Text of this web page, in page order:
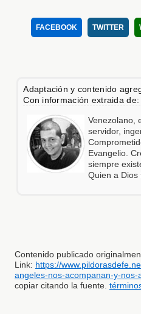
FACEBOOK TWITTER
Adaptación y contenido
Con información extraida
Venezolano,
servidor,
Evangelio.
siempre
Quien a Dios
Contenido publicado
Link: https://
angeles-nos-acompanan-y-
copiar citando la fuente.